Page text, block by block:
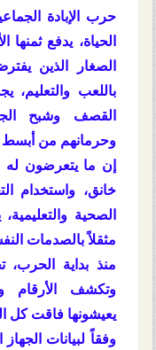
حرب الإبادة
الحياة، يدفع
الصغار الذين
باللعب
القصف وشبح
وحرمانهم من أبسط
إن ما يتعرضون
خانق، واستخدام
الصحية
مثقلاً بالصدمات
منذ بداية الحرب،
وتكشف الأرقام
يعيشونها فاقت كل
وفقاً لبيانات